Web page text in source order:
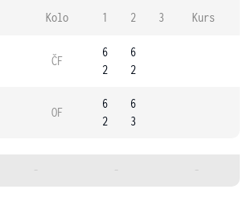
Kolo 1 2 3 Kurs
ČF
6
2
6
2
OF
6
2
6
3
- - -